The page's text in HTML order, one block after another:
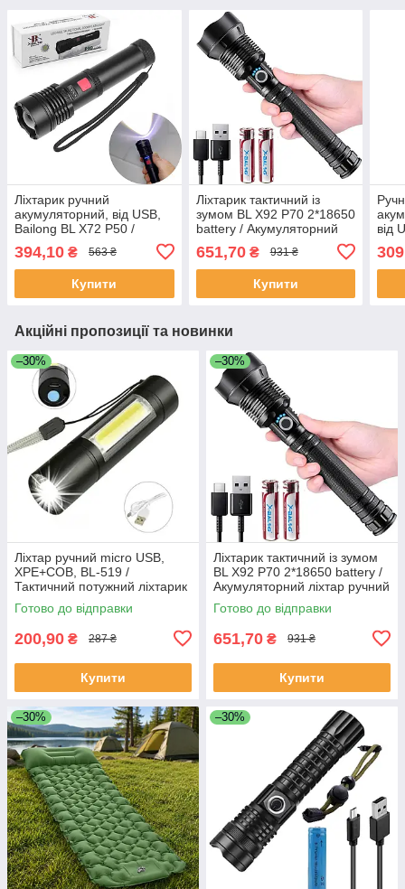
Ліхтарик ручний
акумуляторний, від USB,
Bailong BL X72 P50 /
Світлодіодний LED ліхтар /
Ліхтарик на акумуляторі
394,10 ₴ 563 ₴
Купити
Ліхтарик тактичний із
зумом BL X92 P70 2*18650
battery / Акумуляторний
Ударостійкий ліхтар
651,70₴ 931 ₴
Купити
від
Акційні пропозиції та новинки
–30%
Ліхтар ручний micro USB,
XPE+COB, ВL-519 /
Тактичний потужний ліхтарик
Готово до відправки
200,90 ₴ 287 ₴
Купити
–30%
Ліхтарик тактичний із зумом
BL X92 P70 2*18650 battery /
Акумуляторний ліхтар ручний
/ Ударостійкий ліхтар
Готово до відправки
651,70 ₴ 931 ₴
Купити
–30% –30%